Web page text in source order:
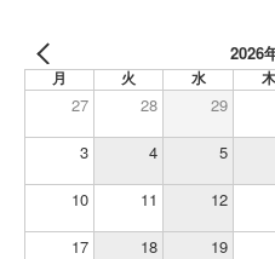
2026
月 火 水 木
27 28 29
3 4 5
10 11 12
17 18 19